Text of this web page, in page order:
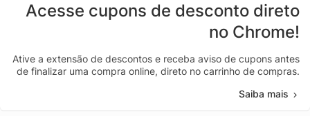
Acesse cupons de desconto direto
no Chrome!
Ative a extensão de descontos e receba aviso de cupons antes
de finalizar uma compra online, direto no carrinho de compras.
Saiba mais